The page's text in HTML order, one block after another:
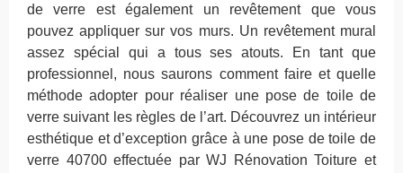
de verre est également un revêtement que vous
pouvez appliquer sur vos murs. Un revêtement mural
assez spécial qui a tous ses atouts. En tant que
professionnel, nous saurons comment faire et quelle
méthode adopter pour réaliser une pose de toile de
verre suivant les règles de l’art. Découvrez un intérieur
esthétique et d’exception grâce à une pose de toile de
verre 40700 effectuée par WJ Rénovation Toiture et